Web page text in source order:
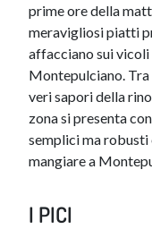
prime ore della
meravigliosi piatti
affacciano sui
Montepulciano.
veri sapori della
zona si presenta
semplici ma robusti
mangiare a
​I PICI